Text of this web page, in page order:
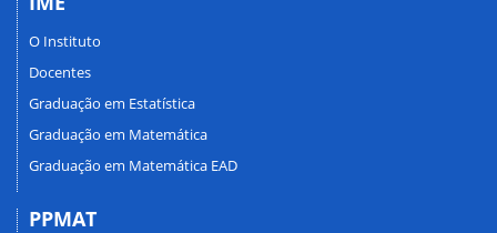
O Instituto
Docentes
Graduação em Estatística
Graduação em Matemática
Graduação em Matemática EAD
PPMAT